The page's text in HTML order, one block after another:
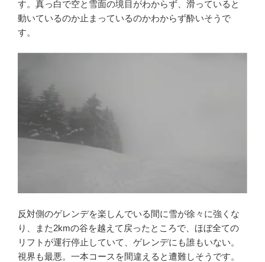
す。真っ白で空と雪面の境目がわからず、滑っていると
動いているのか止まっているのかわからず酔いそうで
す。
反対側のゲレンデを楽しんでいる間に雪が徐々に強くな
り、また2kmの谷を越えて戻ったところで、ほぼ全ての
リフトが運行停止していて、ゲレンデにも誰もいない。
視界も最悪。一本コースを間違えると遭難しそうです。